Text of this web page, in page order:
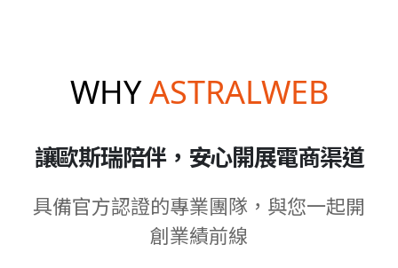
WHYASTRALWEB
讓歐斯瑞陪伴，安心開展電商渠道
具備官方認證的專業團隊，與您一起開
創業績前線